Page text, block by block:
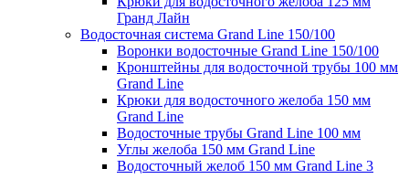
Гранд Лайн
Водосточная система Grand Line 150/100
Воронки водосточные Grand Line 150/100
Кронштейны для водосточной трубы 100 мм
Grand Line
Крюки для водосточного желоба 150 мм
Grand Line
Водосточные трубы Grand Line 100 мм
Углы желоба 150 мм Grand Line
Водосточный желоб 150 мм Grand Line 3